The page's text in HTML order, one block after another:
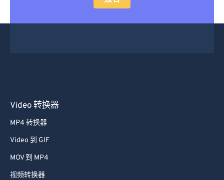
Video 转换器
MP4 转换器
Video 到 GIF
MOV 到 MP4
视频转换器